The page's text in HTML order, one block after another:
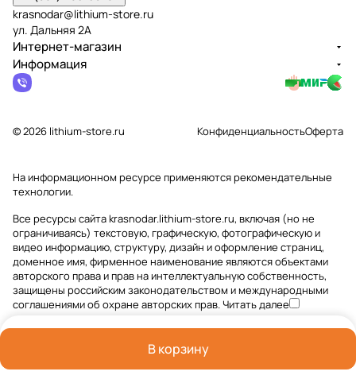
В корзину
krasnodar@lithium-store.ru
ул. Дальняя 2А
Интернет-магазин
Информация
© 2026 lithium-store.ru КонфиденциальностьОферта
На информационном ресурсе применяютсярекомендательные
технологии.
Все ресурсы сайта krasnodar.lithium-store.ru, включая (но не
ограничиваясь) текстовую, графическую, фотографическую и
видео информацию, структуру, дизайн и оформление страниц,
доменное имя, фирменное наименование являются объектами
авторского права и прав на интеллектуальную собственность,
защищены российским законодательством и международными
соглашениями об охране авторских прав.Читать далее